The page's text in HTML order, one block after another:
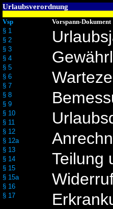
Urlaubsverordnung
Vsp
Vorspann-Dokument
§ 1
§ 2
§ 3
§ 4
§ 5
§ 6
§ 7
§ 8
§ 9
§ 10
§ 11
§ 12
§ 12a
§ 13
§ 14
§ 15
§ 15a
§ 16
§ 17
Teilung